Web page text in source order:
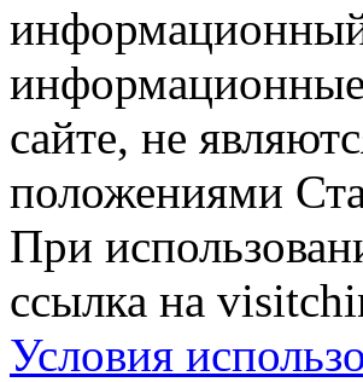
сайте, не
положениями
При
ссылка на
Условия